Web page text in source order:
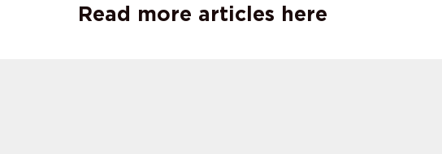
Read more articles here